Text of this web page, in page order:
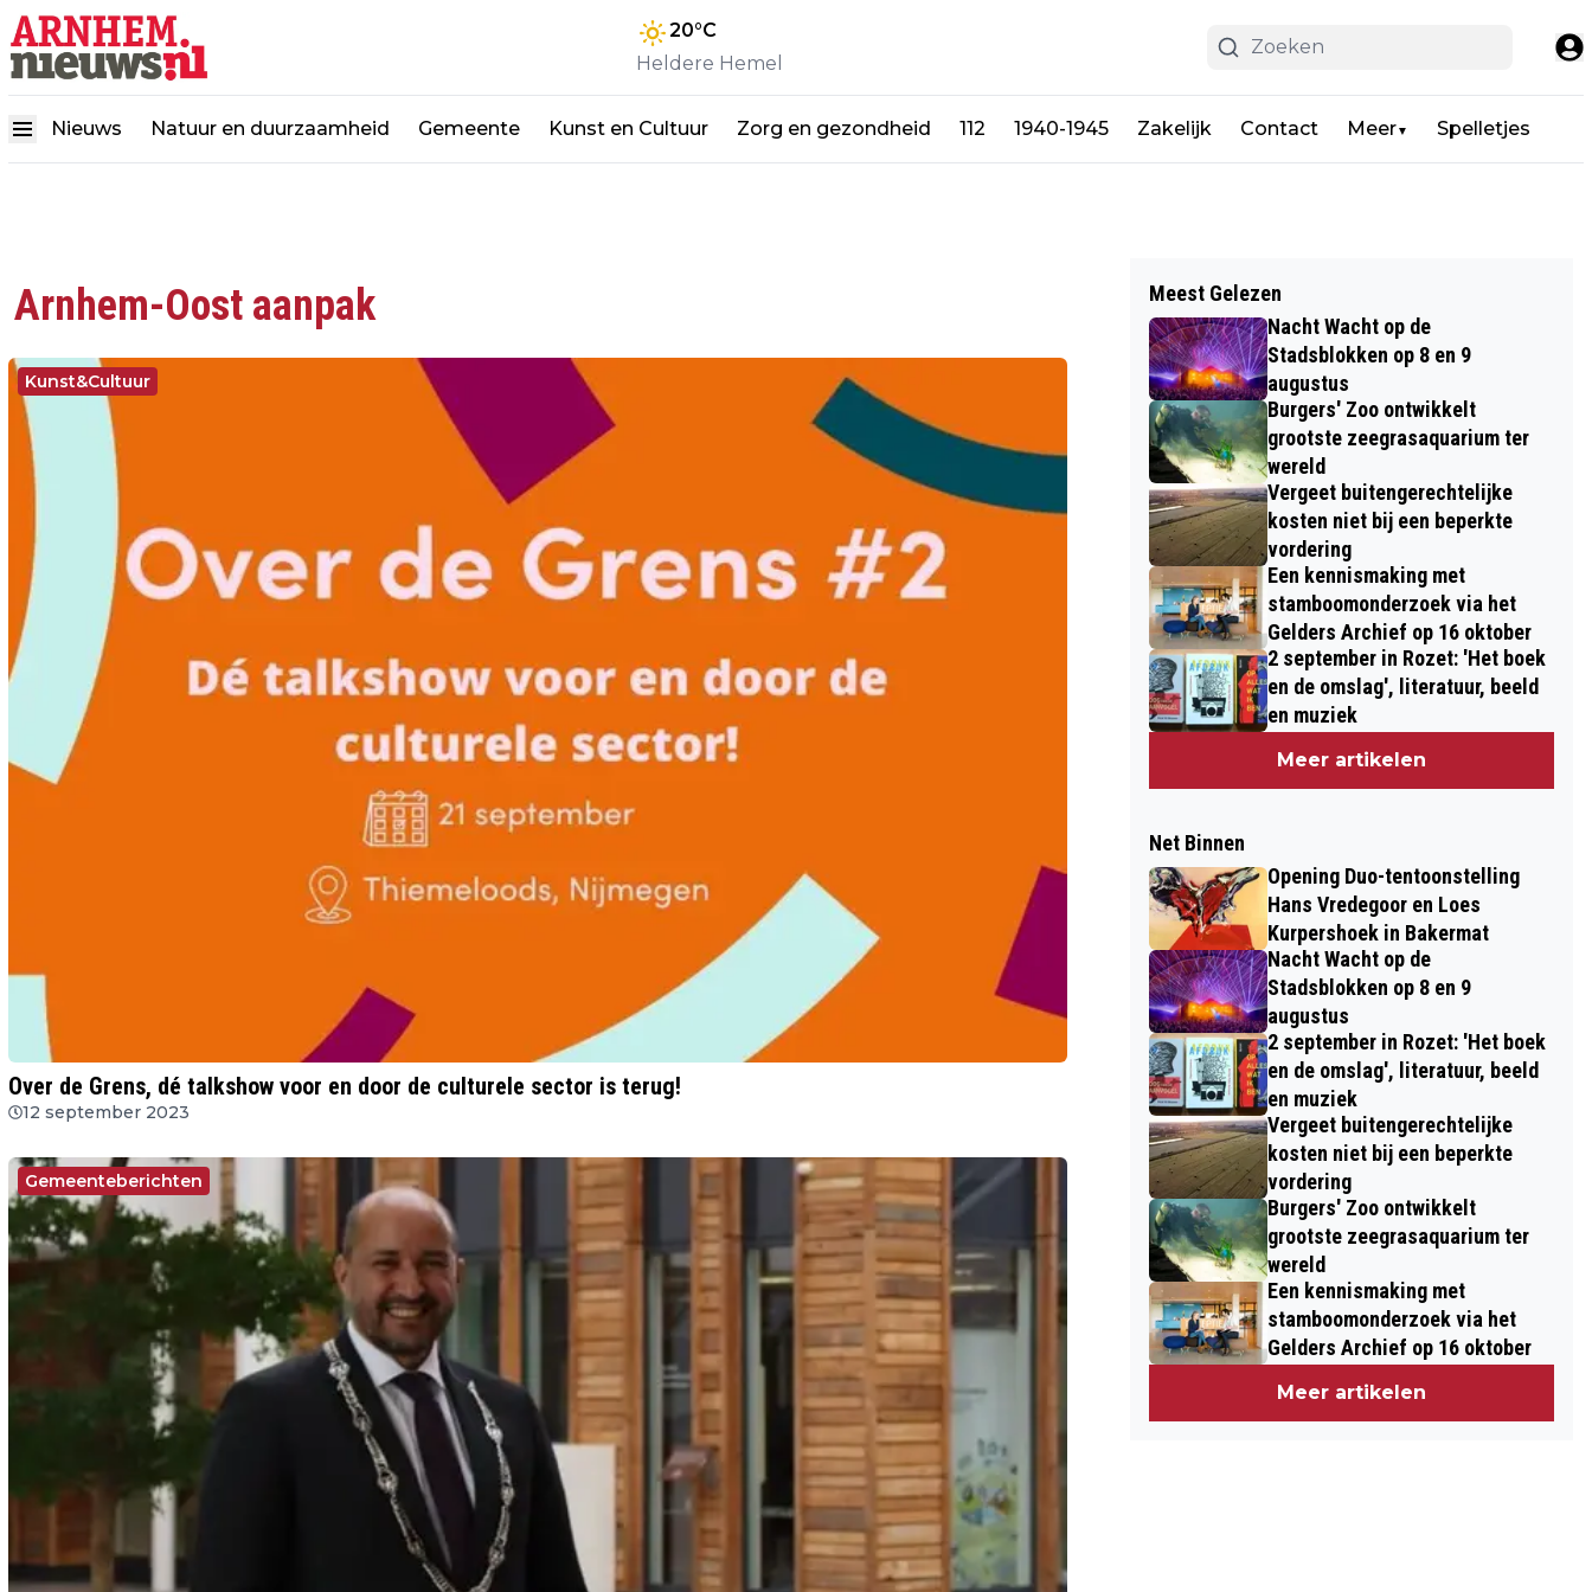
20°C
Heldere Hemel
Nieuws Natuur en duurzaamheid Gemeente Kunst en Cultuur Zorg en gezondheid 112 1940-1945 Zakelijk Contact Meer▼ Spelletjes
Arnhem-Oost aanpak
Kunst&Cultuur
Over de Grens, dé talkshow voor en door de culturele sector is terug!
12 september 2023
Gemeenteberichten
Meest Gelezen
Nacht Wacht op de
Stadsblokken op 8 en 9
augustus
Burgers' Zoo ontwikkelt
grootste zeegrasaquarium ter
wereld
Vergeet buitengerechtelijke
kosten niet bij een beperkte
vordering
Een kennismaking met
stamboomonderzoek via het
Gelders Archief op 16 oktober
2 september in Rozet: 'Het boek
en de omslag', literatuur, beeld
en muziek
Meer artikelen
Net Binnen
Opening Duo-tentoonstelling
Hans Vredegoor en Loes
Kurpershoek in Bakermat
Nacht Wacht op de
Stadsblokken op 8 en 9
augustus
2 september in Rozet: 'Het boek
en de omslag', literatuur, beeld
en muziek
Vergeet buitengerechtelijke
kosten niet bij een beperkte
vordering
Burgers' Zoo ontwikkelt
grootste zeegrasaquarium ter
wereld
Een kennismaking met
stamboomonderzoek via het
Gelders Archief op 16 oktober
Meer artikelen